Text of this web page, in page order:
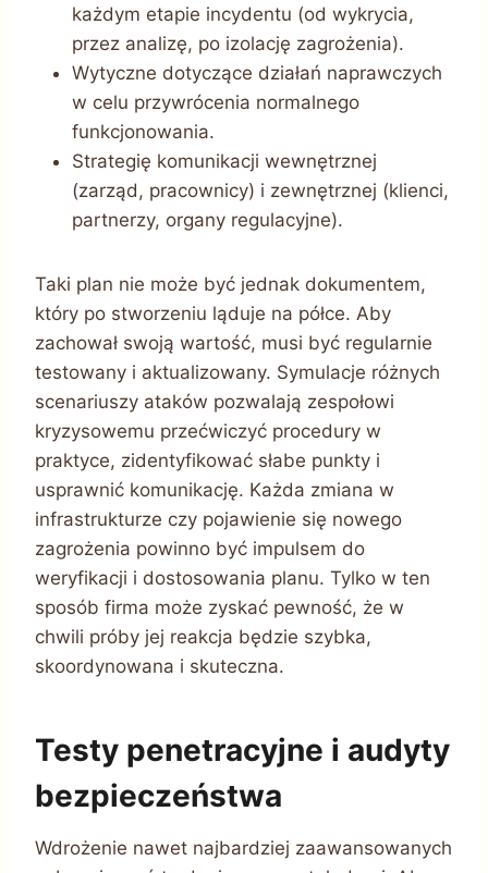
każdym etapie incydentu (od wykrycia,
przez analizę, po izolację zagrożenia).
Wytyczne dotyczące działań naprawczych
w celu przywrócenia normalnego
funkcjonowania.
Strategię komunikacji wewnętrznej
(zarząd, pracownicy) i zewnętrznej (klienci,
partnerzy, organy regulacyjne).
Taki plan nie może być jednak dokumentem,
który po stworzeniu ląduje na półce. Aby
zachował swoją wartość, musi być regularnie
testowany i aktualizowany. Symulacje różnych
scenariuszy ataków pozwalają zespołowi
kryzysowemu przećwiczyć procedury w
praktyce, zidentyfikować słabe punkty i
usprawnić komunikację. Każda zmiana w
infrastrukturze czy pojawienie się nowego
zagrożenia powinno być impulsem do
weryfikacji i dostosowania planu. Tylko w ten
sposób firma może zyskać pewność, że w
chwili próby jej reakcja będzie szybka,
skoordynowana i skuteczna.
Testy penetracyjne i audyty
bezpieczeństwa
Wdrożenie nawet najbardziej zaawansowanych